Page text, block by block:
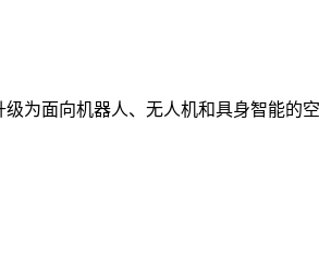
为面向机器人、无人机和具身智能的空